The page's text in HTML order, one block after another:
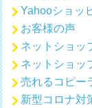
Yahooショッ
お客様の声
ネットショッ
ネットショッ
売れるコピー
新型コロナ対